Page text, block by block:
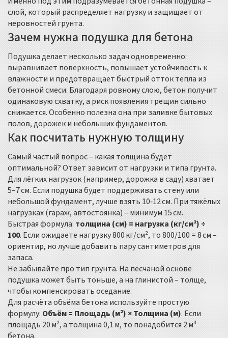
слой, который распределяет нагрузку и защищает от
неровностей грунта.
Зачем нужна подушка для бетона
Подушка делает несколько задач одновременно:
выравнивает поверхность, повышает устойчивость к
влажности и предотвращает быстрый отток тепла из
бетонной смеси. Благодаря ровному слою, бетон получит
одинаковую схватку, а риск появления трещин сильно
снижается. Особенно полезна она при заливке бытовых
полов, дорожек и небольших фундаментов.
Как посчитать нужную толщину
Самый частый вопрос – какая толщина будет
оптимальной? Ответ зависит от нагрузки и типа грунта.
Для лёгких нагрузок (например, дорожка в саду) хватает
5–7 см. Если подушка будет поддерживать стену или
небольшой фундамент, лучше взять 10‑12 см. При тяжёлых
нагрузках (гараж, автостоянка) – минимум 15 см.
Быстрая формула: толщина (см) = нагрузка (кг/см²) ÷
100. Если ожидаете нагрузку 800 кг/см², то 800/100 = 8 см –
ориентир, но лучше добавить пару сантиметров для
запаса.
Не забывайте про тип грунта. На песчаной основе
подушка может быть тоньше, а на глинистой – толще,
чтобы компенсировать оседание.
Для расчёта объёма бетона используйте простую
формулу: Объём = Площадь (м²) × Толщина (м). Если
площадь 20 м², а толщина 0,1 м, то понадобится 2 м³